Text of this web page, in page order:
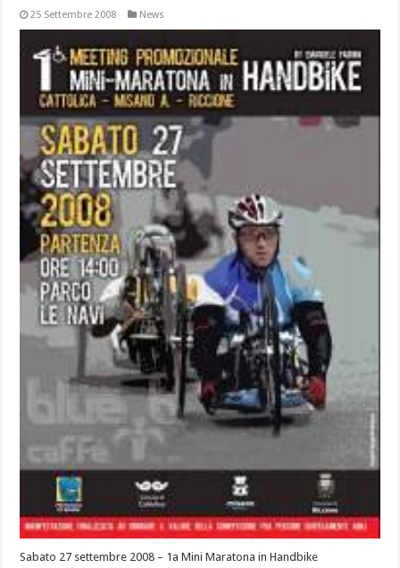
25 Settembre 2008 News
Sabato 27 settembre 2008 – 1a Mini Maratona in Handbike